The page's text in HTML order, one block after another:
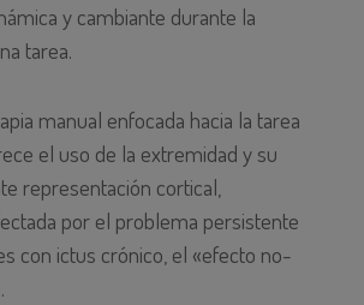
y cambiante durante la
tarea.
manual enfocada hacia la tarea
el uso de la extremidad y su
representación cortical,
por el problema persistente
con ictus crónico, el «efecto no-